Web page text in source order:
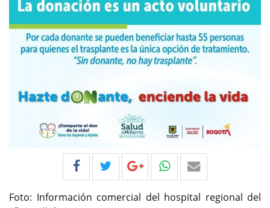
Foto: Información comercial del hospital regional del